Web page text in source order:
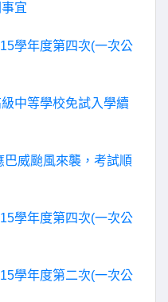
宜
學年度第四次(一次公
中等學校免試入學續
威颱風來襲，考試順
學年度第四次(一次公
學年度第二次(一次公